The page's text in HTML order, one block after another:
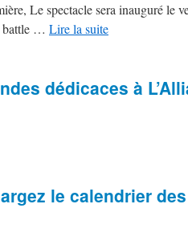
Le spectacle sera inauguré le
battle … Lire la suite
dédicaces à
le calendrier